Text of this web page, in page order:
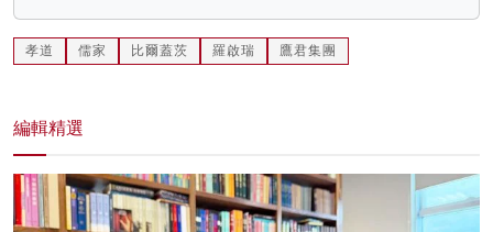
孝道 儒家 比爾蓋茨 羅啟瑞 鷹君集團
編輯精選